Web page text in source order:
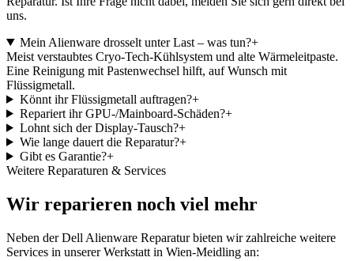
uns.
Mein Alienware drosselt unter Last – was tun?+
Meist verstaubtes Cryo-Tech-Kühlsystem und alte Wärmeleitpaste.
Eine Reinigung mit Pastenwechsel hilft, auf Wunsch mit
Flüssigmetall.
Könnt ihr Flüssigmetall auftragen?+
Repariert ihr GPU-/Mainboard-Schäden?+
Lohnt sich der Display-Tausch?+
Wie lange dauert die Reparatur?+
Gibt es Garantie?+
Weitere Reparaturen & Services
Wir reparieren noch viel mehr
Neben der Dell Alienware Reparatur bieten wir zahlreiche weitere
Services in unserer Werkstatt in Wien-Meidling an: